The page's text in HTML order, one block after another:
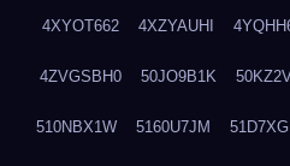
4XYOT662 4XZYAUHI
4ZVGSBH0 50JO9B1K
510NBX1W 5160U7JM